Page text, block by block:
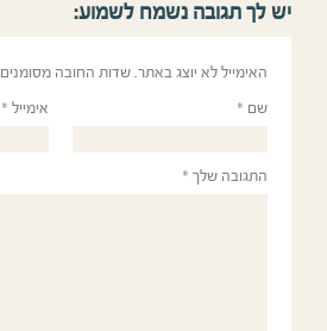
יש לך תגובה נשמח לשמוע:
האימייל לא יוצג באתר. שדות החובה מסומנים
שם * אימייל *
התגובה שלך *